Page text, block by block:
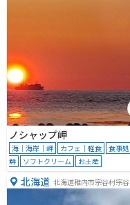
ノシャップ岬
海｜海岸｜岬 カフェ｜軽食 食事処
鮮
ソフトクリーム お土産
北海道 北海道稚内市宗谷村宗谷